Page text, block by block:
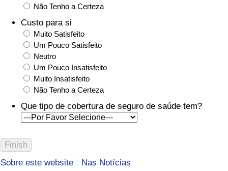
Não Tenho a Certeza
Custo para si
Muito Satisfeito
Um Pouco Satisfeito
Neutro
Um Pouco Insatisfeito
Muito Insatisfeito
Não Tenho a Certeza
Que tipo de cobertura de seguro de saúde tem?
Sobre este website Nas Notícias